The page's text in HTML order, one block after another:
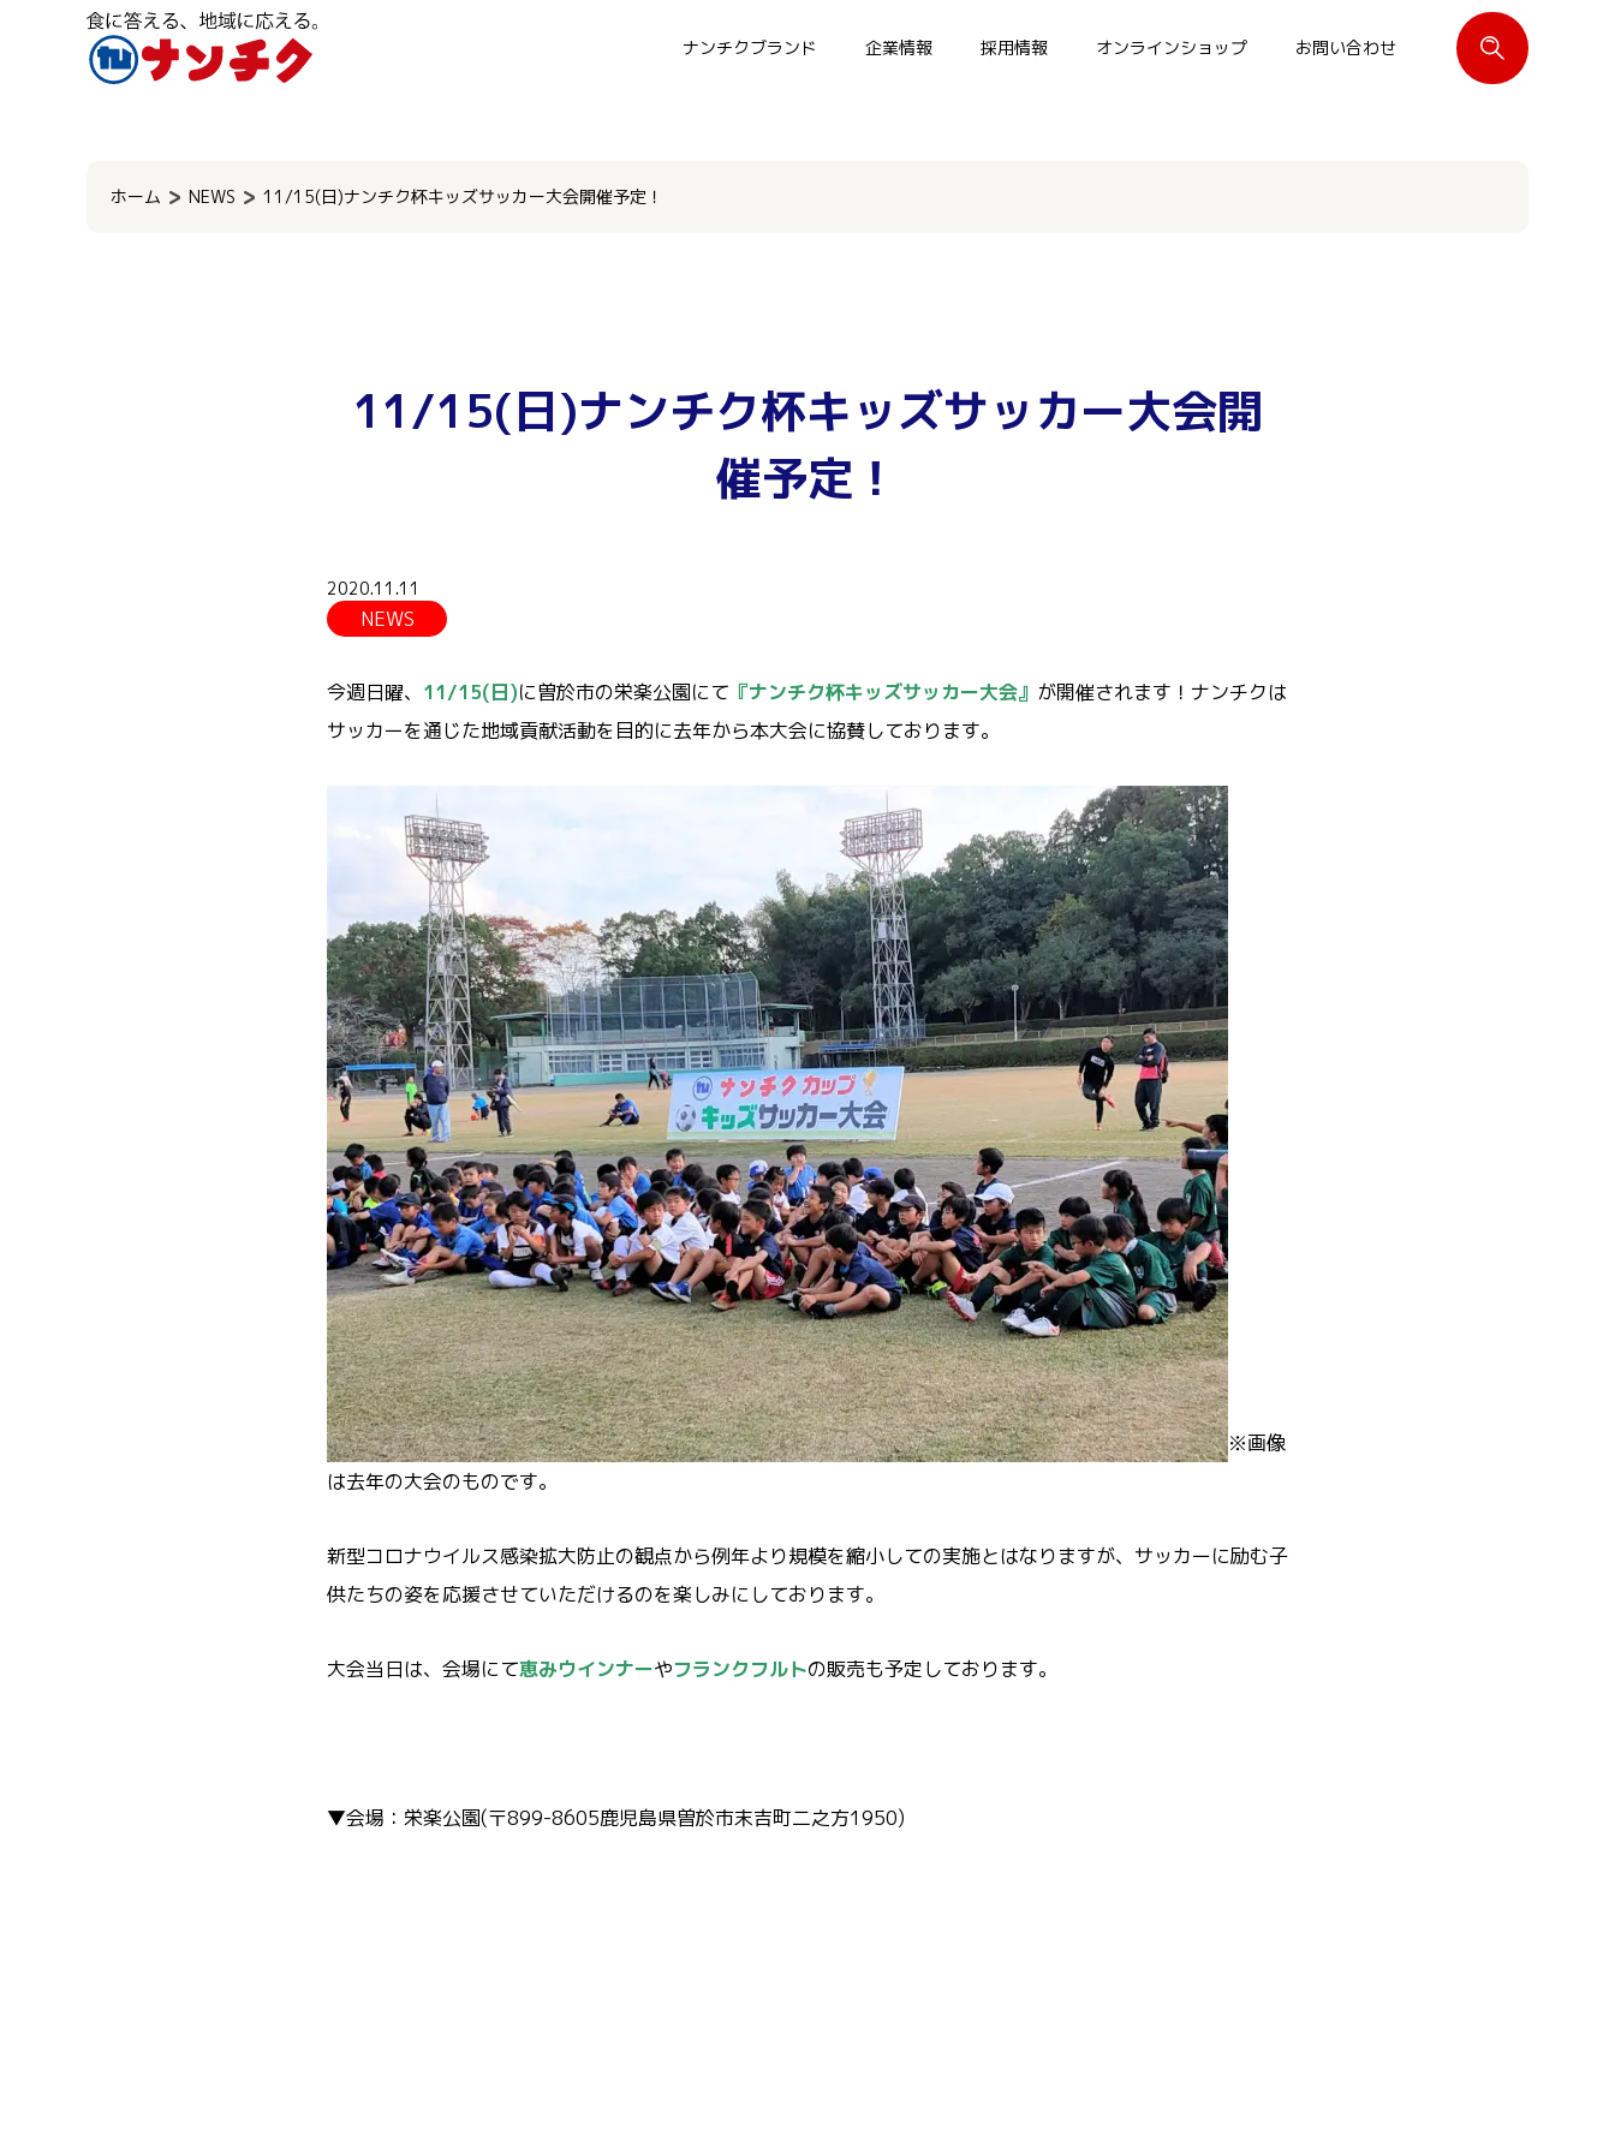
ナンチクブランド 企業情報 採用情報 オンラインショップ お問い合わせ
ホーム NEWS 11/15(日)ナンチク杯キッズサッカー大会開催予定！
11/15(日)ナンチク杯キッズサッカー大会開
催予定！
2020.11.11
NEWS
今週日曜、 11/15(日)に曽於市の栄楽公園にて 『ナンチク杯キッズサッカー大会』 が開催されます！ナンチクは
サッカーを通じた地域貢献活動を目的に去年から本大会に協賛しております。
※画像
は去年の大会のものです。
新型コロナウイルス感染拡大防止の観点から例年より規模を縮小しての実施とはなりますが、サッカーに励む子
供たちの姿を応援させていただけるのを楽しみにしております。
大会当日は、会場にて恵みウインナーやフランクフルトの販売も予定しております。
▼会場：栄楽公園(〒899-8605鹿児島県曽於市末吉町二之方1950)